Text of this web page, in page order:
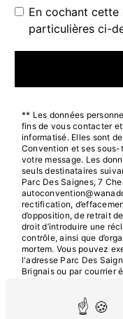
En cochant
particulières ci-
** Les données
fins de vous contacter
informatisé. Elles sont
Convention et ses
votre message. Les
seuls destinataires
Parc Des Saignes, 7
rectification,
d’opposition, de retrait
droit d’introduire une
contrôle, ainsi que
mortem. Vous pouvez
l'adresse Parc Des
Brignais ou par courrier
être demandé. Nous
de prise de contact
aux fins probatoires et